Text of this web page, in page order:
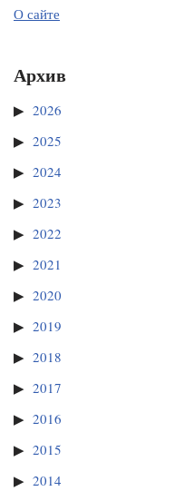
О сайте
Архив
2026
2025
2024
2023
2022
2021
2020
2019
2018
2017
2016
2015
2014